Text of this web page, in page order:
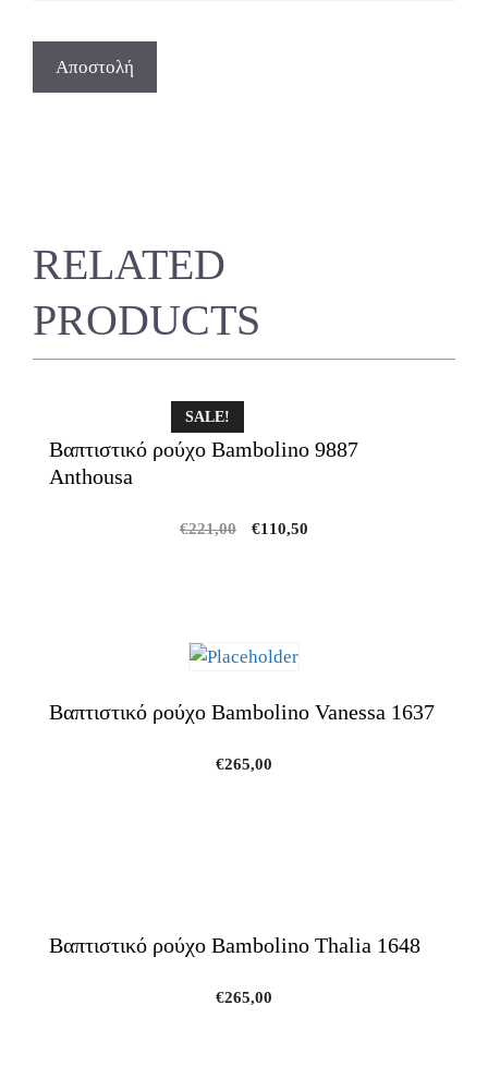
RELATED
PRODUCTS
SALE!
Βαπτιστικό ρούχο Bambolino 9887
Anthousa
€221,00
Original
€110,50
Βαπτιστικό ρούχο Bambolino Vanessa 1637
€265,00
Βαπτιστικό ρούχο Bambolino Thalia 1648
€265,00